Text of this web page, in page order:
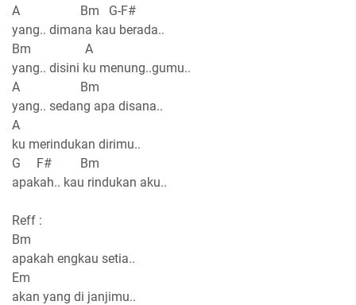
A Bm G-F#
yang.. dimana kau berada..
Bm A
yang.. disini ku menung..gumu..
A Bm
yang.. sedang apa disana..
A
ku merindukan dirimu..
G F# Bm
apakah.. kau rindukan aku..
Reff :
Bm
apakah engkau setia..
Em
akan yang di janjimu..